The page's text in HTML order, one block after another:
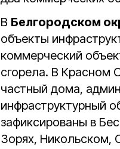
В Белгородском
объекты
коммерческий
сгорела. В Красном
частный дома,
инфраструктурный
зафиксированы в
Зорях, Никольском,